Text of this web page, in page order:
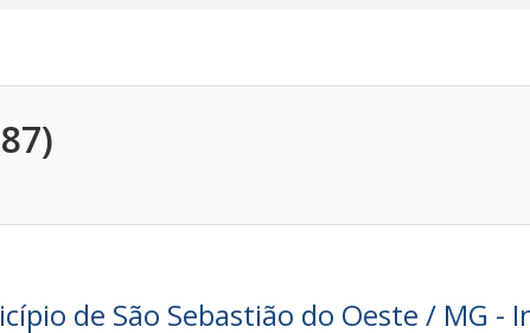
de São Sebastião do Oeste / MG -